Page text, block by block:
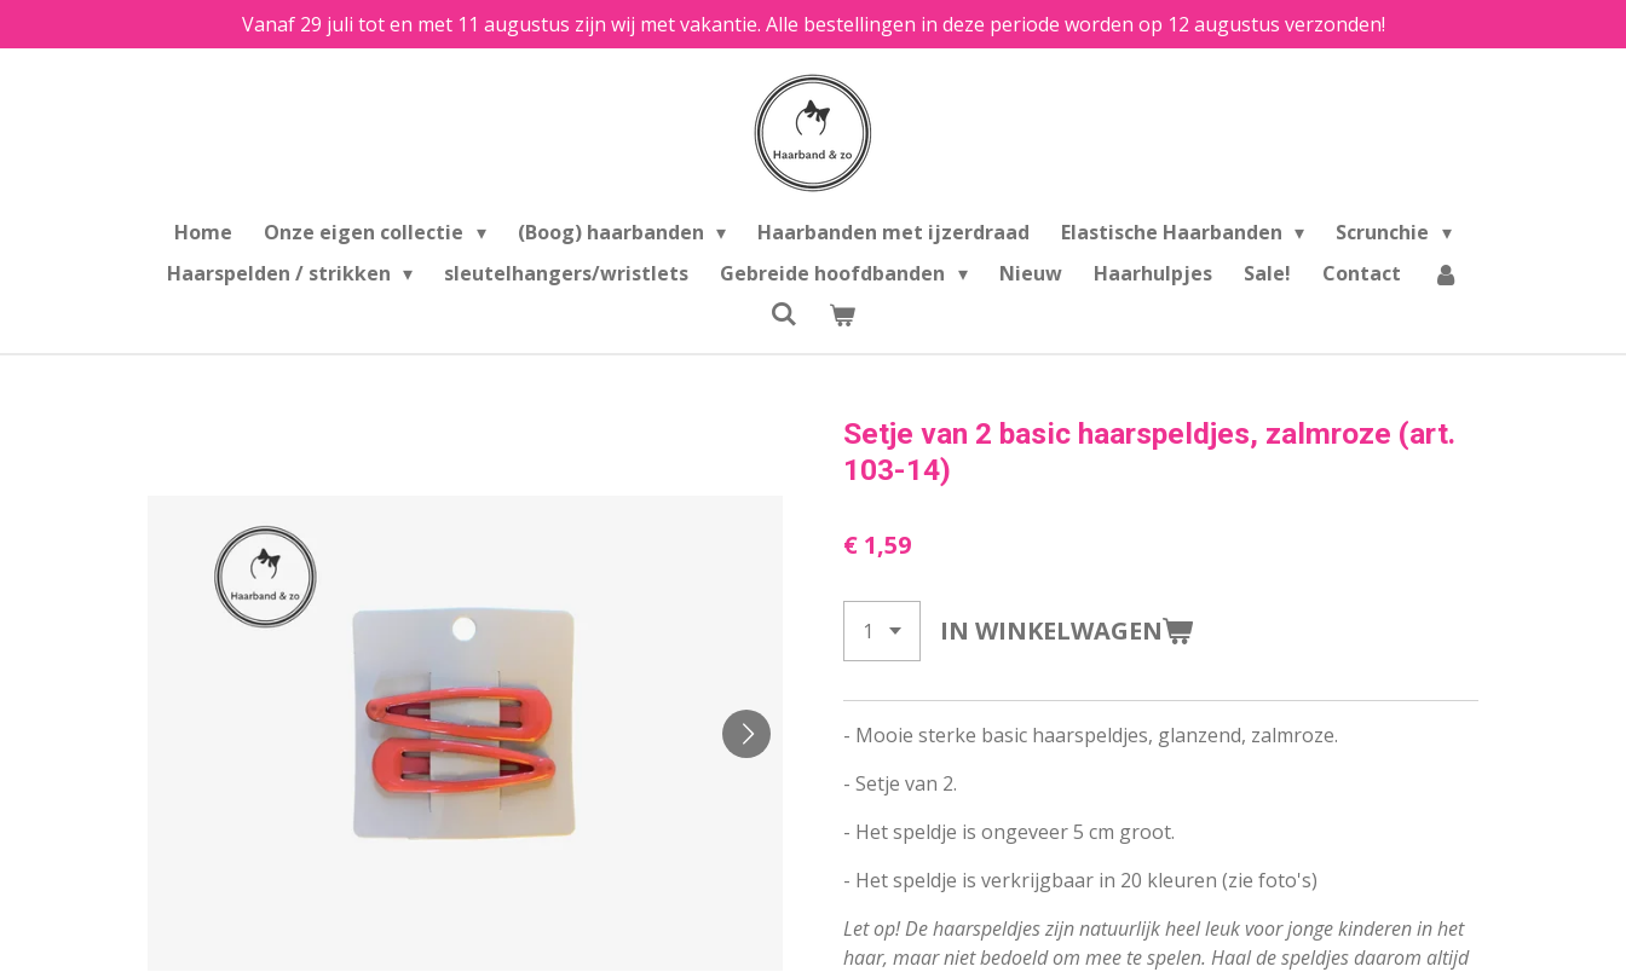
direct
Vanaf 29 juli tot en met 11 augustus zijn wij met vakantie. Alle bestellingen in deze periode worden op 12 augustus verzonden!
Home Onze eigen collectie (Boog) haarbanden Haarbanden met ijzerdraad Elastische Haarbanden
Scrunchie
Haarspelden / strikken
sleutelhangers/wristlets Gebreide hoofdbanden Nieuw Haarhulpjes Sale! Contact
Setje van 2 basic haarspeldjes, zalmroze (art.
103-14)
€ 1,59
IN WINKELWAGEN
- Mooie sterke basic haarspeldjes, glanzend, zalmroze.
- Setje van 2.
- Het speldje is ongeveer 5 cm groot.
- Het speldje is verkrijgbaar in 20 kleuren (zie foto's)
Let op! De haarspeldjes zijn natuurlijk heel leuk voor jonge kinderen in het
haar, maar niet bedoeld om mee te spelen. Haal de speldjes daarom altijd